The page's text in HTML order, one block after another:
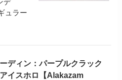
デ
ュラー
ディン：パープルクラック
アイスホロ【Alakazam